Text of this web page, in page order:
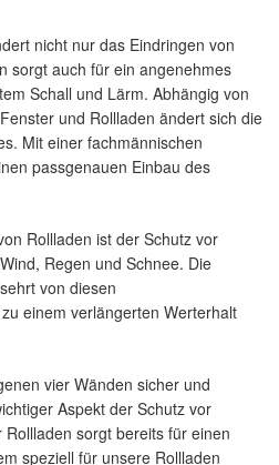
nicht nur das Eindringen von
sorgt auch für ein angenehmes
Schall und Lärm. Abhängig von
und Rollladen ändert sich die
Mit einer fachmännischen
passgenauen Einbau des
Rollladen ist der Schutz vor
Regen und Schnee. Die
von diesen
einem verlängerten Werterhalt
vier Wänden sicher und
Aspekt der Schutz vor
sorgt bereits für einen
speziell für unsere Rollladen